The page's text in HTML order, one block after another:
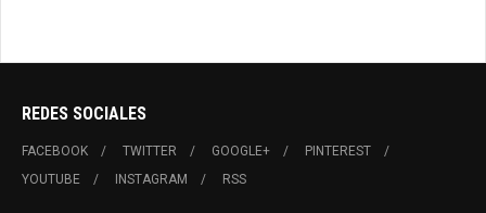
REDES SOCIALES
FACEBOOK TWITTER GOOGLE+
PINTEREST
YOUTUBE
INSTAGRAM RSS